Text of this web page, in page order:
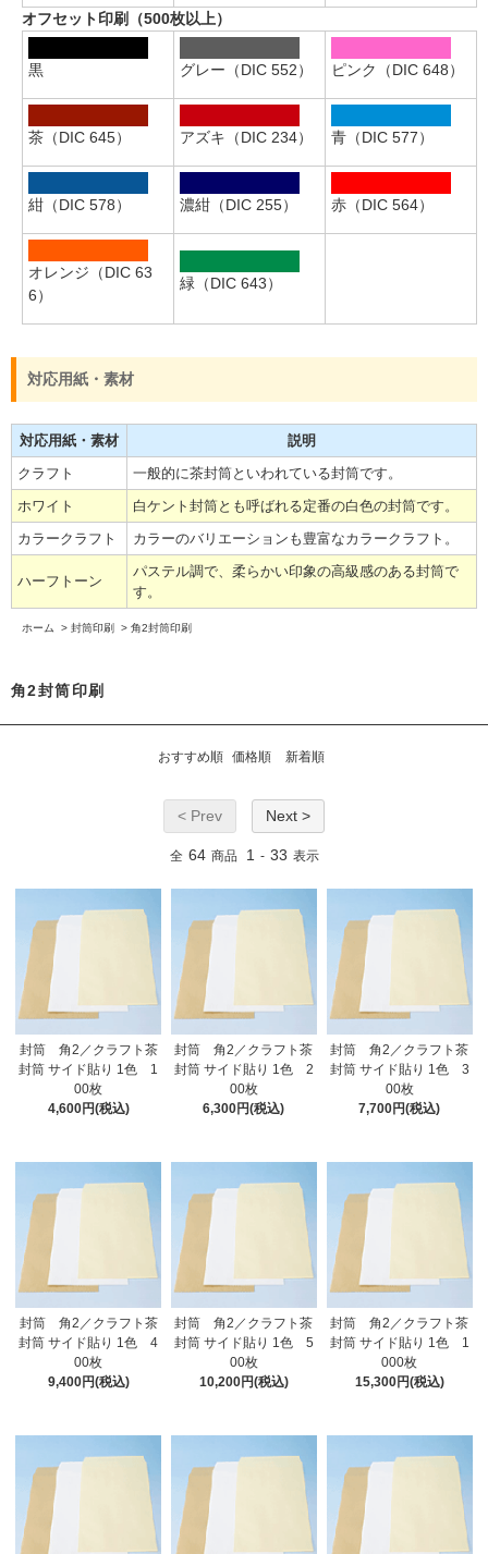
オフセット印刷（500枚以上）
黒 グレー（DIC 552） ピンク（DIC 648）
茶（DIC 645） アズキ（DIC 234） 青（DIC 577）
紺（DIC 578） 濃紺（DIC 255） 赤（DIC 564）
オレンジ（DIC 63
6）
緑（DIC 643）
対応用紙・素材
対応用紙・素材
説明
クラフト
一般的に茶封筒といわれている封筒です。
ホワイト
白ケント封筒とも呼ばれる定番の白色の封筒です。
カラークラフト
カラーのバリエーションも豊富なカラークラフト。
ハーフトーン
パステル調で、柔らかい印象の高級感のある封筒で
す。
ホーム > 封筒印刷 > 角2封筒印刷
角2封筒印刷
おすすめ順 価格順 新着順
< Prev Next >
全 64 商品 1 - 33 表示
封筒 角2／クラフト茶
封筒 サイド貼り 1色 1
00枚
4,600円(税込)
封筒 角2／クラフト茶
封筒 サイド貼り 1色 2
00枚
6,300円(税込)
封筒 角2／クラフト茶
封筒 サイド貼り 1色 3
00枚
7,700円(税込)
封筒 角2／クラフト茶
封筒 サイド貼り 1色 4
00枚
9,400円(税込)
封筒 角2／クラフト茶
封筒 サイド貼り 1色 5
00枚
10,200円(税込)
封筒 角2／クラフト茶
封筒 サイド貼り 1色 1
000枚
15,300円(税込)